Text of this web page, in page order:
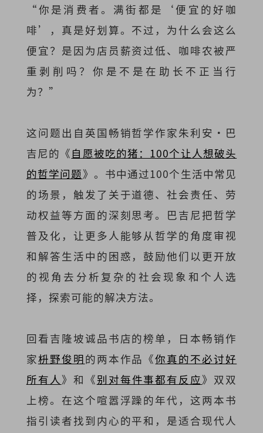
“你是消费者。满街都是‘便宜的好咖
啡’，真是好划算。不过，为什么会这么
便宜？是因为店员薪资过低、咖啡农被严
重剥削吗？你是不是在助长不正当行
为？”
这问题出自英国畅销哲学作家朱利安·巴
吉尼的《自愿被吃的猪：100个让人想破头
的哲学问题》。书中通过100个生活中常见
的场景，触发了关于道德、社会责任、劳
动权益等方面的深刻思考。巴吉尼把哲学
普及化，让更多人能够从哲学的角度审视
和解答生活中的困惑，鼓励他们以更开放
的视角去分析复杂的社会现象和个人选
择，探索可能的解决方法。
回看吉隆坡诚品书店的榜单，日本畅销作
家枡野俊明的两本作品《你真的不必讨好
所有人》和《别对每件事都有反应》双双
上榜。在这个喧嚣浮躁的年代，这两本书
指引读者找到内心的平和，是适合现代人